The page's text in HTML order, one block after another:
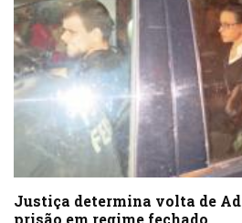
Justiça determina volta de
prisão em regime fechado